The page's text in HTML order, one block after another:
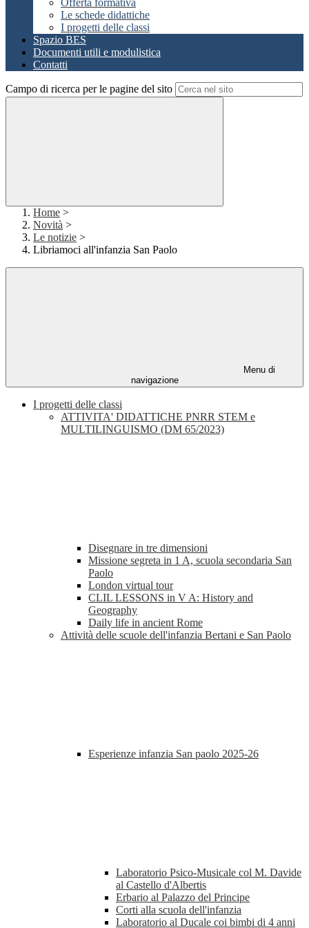
Offerta formativa
Le schede didattiche
I progetti delle classi
Spazio BES
Documenti utili e modulistica
Contatti
Campo di ricerca per le pagine del sito
Home >
Novità >
Le notizie >
Libriamoci all'infanzia San Paolo
Menu di
navigazione
I progetti delle classi
ATTIVITA' DIDATTICHE PNRR STEM e
MULTILINGUISMO (DM 65/2023)
Disegnare in tre dimensioni
Missione segreta in 1 A, scuola secondaria San
Paolo
London virtual tour
CLIL LESSONS in V A: History and
Geography
Daily life in ancient Rome
Attività delle scuole dell'infanzia Bertani e San Paolo
Esperienze infanzia San paolo 2025-26
Laboratorio Psico-Musicale col M. Davide
al Castello d'Albertis
Erbario al Palazzo del Principe
Corti alla scuola dell'infanzia
Laboratorio al Ducale coi bimbi di 4 anni